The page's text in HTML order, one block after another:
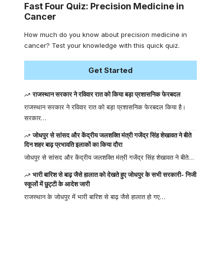
Fast Four Quiz: Precision Medicine in
Cancer
How much do you know about precision medicine in
cancer? Test your knowledge with this quick quiz.
Get Started
राजस्थान सरकार ने रविवार रात को किया बड़ा प्रशासनिक फेरबदल
राजस्थान सरकार ने रविवार रात को बड़ा प्रशासनिक फेरबदल किया है।
सरकार…
जोधपुर से सांसद और केंद्रीय जलशक्ति मंत्री गजेंद्र सिंह शेखावत ने बीते
दिन शहर बाढ़ प्रभावति इलाकों का किया दौरा
जोधपुर से सांसद और केंद्रीय जलशक्ति मंत्री गजेंद्र सिंह शेखावत ने बीते…
भारी बारिश से बाढ़ जैसे हालात को देखते हुए जोधपुर के सभी सरकारी- निजी
स्कूलों में छुट्टी के आदेश जारी
राजस्थान के जोधपुर में भारी बारिश से बाढ़ जैसे हालात हो गए…